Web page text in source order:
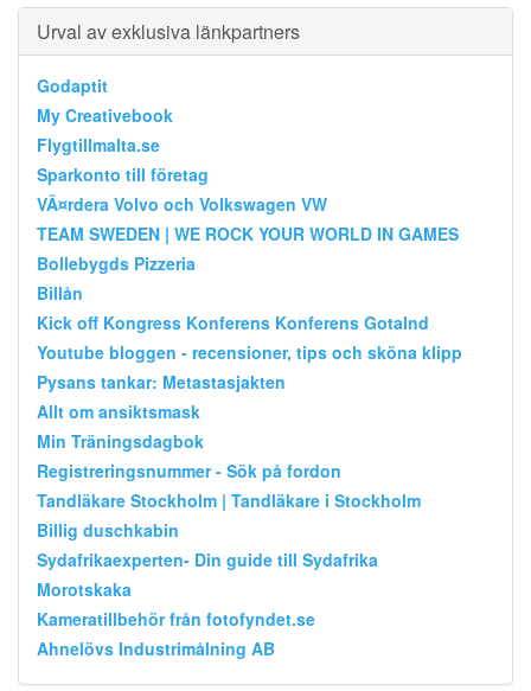
Urval av exklusiva länkpartners
Godaptit
My Creativebook
Flygtillmalta.se
Sparkonto till företag
VÃ¤rdera Volvo och Volkswagen VW
TEAM SWEDEN | WE ROCK YOUR WORLD IN GAMES
Bollebygds Pizzeria
Billån
Kick off Kongress Konferens Konferens Gotalnd
Youtube bloggen - recensioner, tips och sköna klipp
Pysans tankar: Metastasjakten
Allt om ansiktsmask
Min Träningsdagbok
Registreringsnummer - Sök på fordon
Tandläkare Stockholm | Tandläkare i Stockholm
Billig duschkabin
Sydafrikaexperten- Din guide till Sydafrika
Morotskaka
Kameratillbehör från fotofyndet.se
Ahnelövs Industrimålning AB